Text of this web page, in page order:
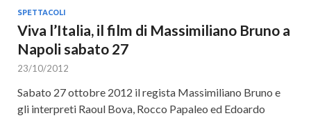
SPETTACOLI
Viva l’Italia, il film di Massimiliano Bruno a
Napoli sabato 27
23/10/2012
Sabato 27 ottobre 2012 il regista Massimiliano Bruno e
gli interpreti Raoul Bova, Rocco Papaleo ed Edoardo